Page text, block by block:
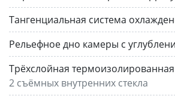
Тангенциальная система
Рельефное дно камеры с
Трёхслойная
2 съёмных внутренних стекла